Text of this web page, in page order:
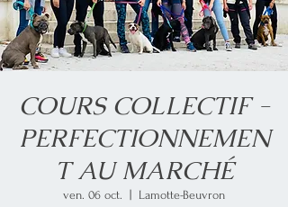
COURS COLLECTIF -
PERFECTIONNEMEN
T AU MARCHÉ
ven. 06 oct.
  |
Lamotte-Beuvron